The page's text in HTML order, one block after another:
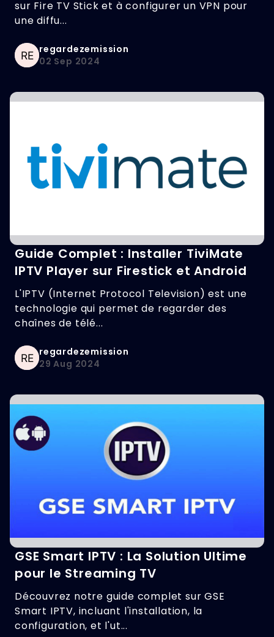
sur Fire TV Stick et à configurer un VPN pour
une diffu...
regardezemission
02 Sep 2024
Guide Complet : Installer TiviMate
IPTV Player sur Firestick et Android
L'IPTV (Internet Protocol Television) est une
technologie qui permet de regarder des
chaînes de télé...
regardezemission
29 Aug 2024
GSE Smart IPTV : La Solution Ultime
pour le Streaming TV
Découvrez notre guide complet sur GSE
Smart IPTV, incluant l'installation, la
configuration, et l'ut...